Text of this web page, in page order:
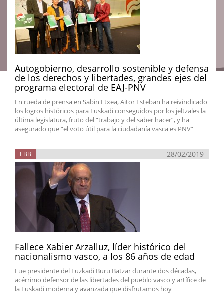
Autogobierno, desarrollo sostenible y defensa
de los derechos y libertades, grandes ejes del
programa electoral de EAJ-PNV
En rueda de prensa en Sabin Etxea, Aitor Esteban ha reivindicado
los logros históricos para Euskadi conseguidos por los jeltzales la
última legislatura, fruto del “trabajo y del saber hacer”, y ha
asegurado que “el voto útil para la ciudadanía vasca es PNV”
EBB 28/02/2019
Fallece Xabier Arzalluz, líder histórico del
nacionalismo vasco, a los 86 años de edad
Fue presidente del Euzkadi Buru Batzar durante dos décadas,
acérrimo defensor de las libertades del pueblo vasco y artífice de
la Euskadi moderna y avanzada que disfrutamos hoy